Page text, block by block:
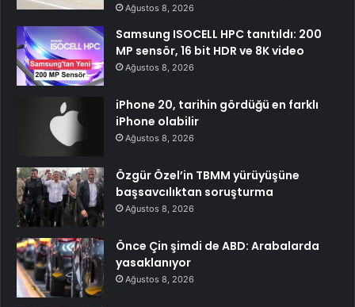
Ağustos 8, 2026
Samsung ISOCELL HPC tanıtıldı: 200
MP sensör, 16 bit HDR ve 8K video
Ağustos 8, 2026
iPhone 20, tarihin gördüğü en farklı
iPhone olabilir
Ağustos 8, 2026
Özgür Özel’in TBMM yürüyüşüne
başsavcılıktan soruşturma
Ağustos 8, 2026
Önce Çin şimdi de ABD: Arabalarda
yasaklanıyor
Ağustos 8, 2026